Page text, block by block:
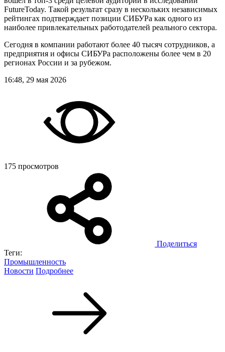
FutureToday. Такой результат сразу в нескольких независимых
рейтингах подтверждает позиции СИБУРа как одного из
наиболее привлекательных работодателей реального сектора.
Сегодня в компании работают более 40 тысяч сотрудников, а
предприятия и офисы СИБУРа расположены более чем в 20
регионах России и за рубежом.
16:48, 29 мая 2026
175 просмотров
Поделиться
Теги:
Промышленность
Новости Подробнее